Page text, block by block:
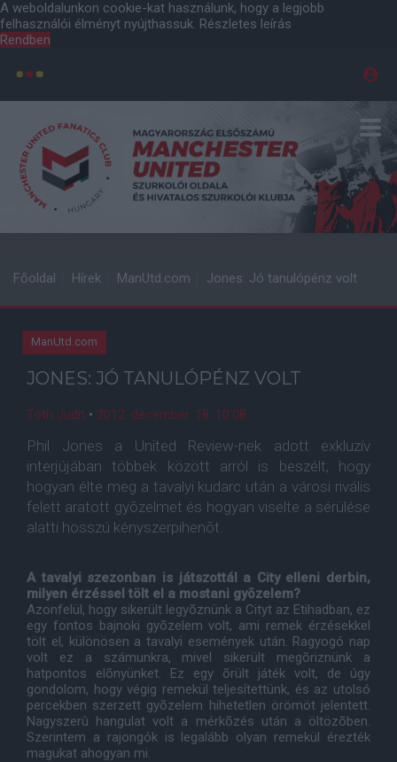
A weboldalunkon cookie-kat használunk, hogy a legjobb
felhasználói élményt nyújthassuk. Részletes leírás
Rendben
Főoldal Hírek ManUtd.com Jones: Jó tanulópénz volt
ManUtd.com
JONES: JÓ TANULÓPÉNZ VOLT
Tóth Judit • 2012. december. 18. 10:08
Phil Jones a United Review-nek adott exkluzív
interjújában többek között arról is beszélt, hogy
hogyan élte meg a tavalyi kudarc után a városi rivális
felett aratott gyõzelmet és hogyan viselte a sérülése
alatti hosszú kényszerpihenõt.
A tavalyi szezonban is játszottál a City elleni derbin,
milyen érzéssel tölt el a mostani gyõzelem?
Azonfelül, hogy sikerült legyõznünk a Cityt az Etihadban, ez
egy fontos bajnoki gyõzelem volt, ami remek érzésekkel
tölt el, különösen a tavalyi események után. Ragyogó nap
volt ez a számunkra, mivel sikerült megõriznünk a
hatpontos elõnyünket. Ez egy õrült játék volt, de úgy
gondolom, hogy végig remekül teljesítettünk, és az utolsó
percekben szerzett gyõzelem hihetetlen örömöt jelentett.
Nagyszerû hangulat volt a mérkõzés után a öltözõben.
Szerintem a rajongók is legalább olyan remekül érezték
magukat ahogyan mi.